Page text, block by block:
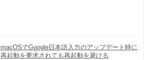
macOSでGoogle日本語入力のアップデート時に
再起動を要求されても再起動を避ける